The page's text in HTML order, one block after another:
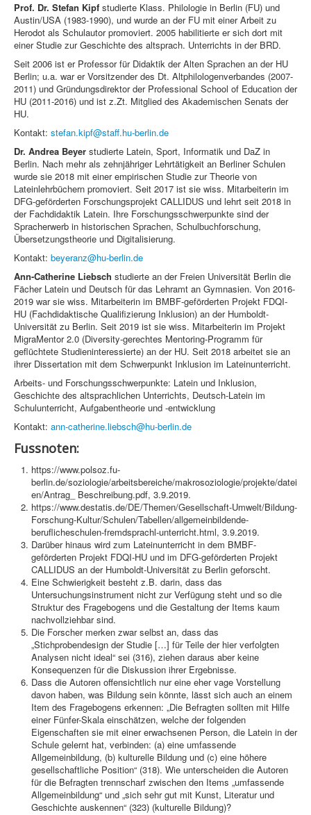
Prof. Dr. Stefan Kipf studierte Klass. Philologie in Berlin (FU) und
Austin/USA (1983-1990), und wurde an der FU mit einer Arbeit zu
Herodot als Schulautor promoviert. 2005 habilitierte er sich dort mit
einer Studie zur Geschichte des altsprach. Unterrichts in der BRD.
Seit 2006 ist er Professor für Didaktik der Alten Sprachen an der HU
Berlin; u.a. war er Vorsitzender des Dt. Altphilologenverbandes (2007-
2011) und Gründungsdirektor der Professional School of Education der
HU (2011-2016) und ist z.Zt. Mitglied des Akademischen Senats der
HU.
Kontakt: stefan.kipf@staff.hu-berlin.de
Dr. Andrea Beyer studierte Latein, Sport, Informatik und DaZ in
Berlin. Nach mehr als zehnjähriger Lehrtätigkeit an Berliner Schulen
wurde sie 2018 mit einer empirischen Studie zur Theorie von
Lateinlehrbüchern promoviert. Seit 2017 ist sie wiss. Mitarbeiterin im
DFG-geförderten Forschungsprojekt CALLIDUS und lehrt seit 2018 in
der Fachdidaktik Latein. Ihre Forschungsschwerpunkte sind der
Spracherwerb in historischen Sprachen, Schulbuchforschung,
Übersetzungstheorie und Digitalisierung.
Kontakt: beyeranz@hu-berlin.de
Ann-Catherine Liebsch studierte an der Freien Universität Berlin die
Fächer Latein und Deutsch für das Lehramt an Gymnasien. Von 2016-
2019 war sie wiss. Mitarbeiterin im BMBF-geförderten Projekt FDQI-
HU (Fachdidaktische Qualifizierung Inklusion) an der Humboldt-
Universität zu Berlin. Seit 2019 ist sie wiss. Mitarbeiterin im Projekt
MigraMentor 2.0 (Diversity-gerechtes Mentoring-Programm für
geflüchtete Studieninteressierte) an der HU. Seit 2018 arbeitet sie an
ihrer Dissertation mit dem Schwerpunkt Inklusion im Lateinunterricht.
Arbeits- und Forschungsschwerpunkte: Latein und Inklusion,
Geschichte des altsprachlichen Unterrichts, Deutsch-Latein im
Schulunterricht, Aufgabentheorie und -entwicklung
Kontakt: ann-catherine.liebsch@hu-berlin.de
Fussnoten:
https://www.polsoz.fu-
berlin.de/soziologie/arbeitsbereiche/makrosoziologie/projekte/datei
en/Antrag_ Beschreibung.pdf, 3.9.2019.
https://www.destatis.de/DE/Themen/Gesellschaft-Umwelt/Bildung-
Forschung-Kultur/Schulen/Tabellen/allgemeinbildende-
beruflicheschulen-fremdsprachl-unterricht.html, 3.9.2019.
Darüber hinaus wird zum Lateinunterricht in dem BMBF-
geförderten Projekt FDQI-HU und im DFG-geförderten Projekt
CALLIDUS an der Humboldt-Universität zu Berlin geforscht.
Eine Schwierigkeit besteht z.B. darin, dass das
Untersuchungsinstrument nicht zur Verfügung steht und so die
Struktur des Fragebogens und die Gestaltung der Items kaum
nachvollziehbar sind.
Die Forscher merken zwar selbst an, dass das
„Stichprobendesign der Studie […] für Teile der hier verfolgten
Analysen nicht ideal“ sei (316), ziehen daraus aber keine
Konsequenzen für die Diskussion ihrer Ergebnisse.
Dass die Autoren offensichtlich nur eine eher vage Vorstellung
davon haben, was Bildung sein könnte, lässt sich auch an einem
Item des Fragebogens erkennen: „Die Befragten sollten mit Hilfe
einer Fünfer-Skala einschätzen, welche der folgenden
Eigenschaften sie mit einer erwachsenen Person, die Latein in der
Schule gelernt hat, verbinden: (a) eine umfassende
Allgemeinbildung, (b) kulturelle Bildung und (c) eine höhere
gesellschaftliche Position“ (318). Wie unterscheiden die Autoren
für die Befragten trennscharf zwischen den Items „umfassende
Allgemeinbildung“ und „sich sehr gut mit Kunst, Literatur und
Geschichte auskennen“ (323) (kulturelle Bildung)?